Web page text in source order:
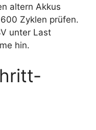
altern Akkus
Zyklen prüfen.
unter Last
hin.